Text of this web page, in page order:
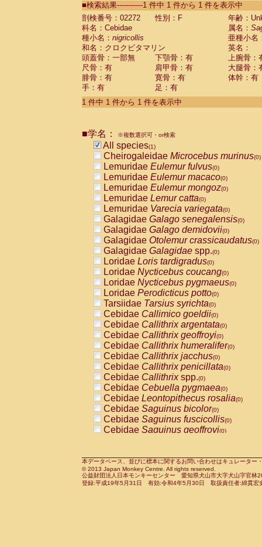
CebidaeSaguinus labiatus(0)
Cebidae Saguinus leucopus (0)
Cebidae
CebidaeSaguinus mystax
CebidaeSaguinus nigricollis (1)
Cebidae Saguinus oedipus
Cebidae Saguinus weddelli
Cebidae Saguinusspp.
Cebidae Aotus trivirgatus
Cebidae Cebus albifrons
CebidaeCebus nigrivittatus
CebidaeCebus
CebidaeSaimiri boliviensis(0)
CebidaeSaimiri sciureus(0)
AtelidaeAlouatta caraya(0)
AtelidaeAlouatta fusca(0)
AtelidaeAlouatta seniculus
AtelidaeAlouattaspp.(0)
AtelidaeAteles belzebuth(0)
AtelidaeAteles geoffroyi(0)
AtelidaeAteles paniscus(0)
AtelidaeAtelesspp.(0)
Atelidae Lagothrix lagothricha
AtelidaeLagothrix lagothricha cana
PitheciidaeCacajao calvus
PitheciidaeCallicebus cupreus
PitheciidaeCallicebus donacophilus
PitheciidaeCallicebus moloch
PitheciidaeCallicebus torquatus
PitheciidaeCallicebusspp.(0)
PitheciidaeChiropotes satanas(0)
PitheciidaePithecia monachus
PitheciidaePithecia pithecia(0)
CercopithecidaeCercocebus agilis
CercopithecidaeCercocebus
CercopithecidaeCercocebus
CercopithecidaeCercocebus
CercopithecidaeCercocebus
CercopithecidaeCercocebushybrid
CercopithecidaePapio anubis(0)
CercopithecidaePapio cynocephalus
CercopithecidaePapio hamadryas(0)
■検索結果-----------1 件中 1 件から 1 件を表示中
剖検番号：02272
性別：F
年齢：
科名：Cebidae
属名：
種小名： nigricollis
亜種小名
和名：クロクビタマリン
英名：
頭蓋骨：一部無
下顎骨：有
上腕骨：
尺骨：有
肩甲骨：有
大腿骨：
腓骨：有
寛骨：有
体幹：有
手：有
足：有
1 件中 1 件から 1 件を表示中
■学名： ※複数選択可・or検索
All species(1)
Cheirogaleidae Microcebus murinus(0)
Lemuridae Eulemur fulvus(0)
Lemuridae Eulemur macaco(0)
Lemuridae Eulemur mongoz(0)
Lemuridae Lemur catta(0)
Lemuridae Varecia variegata(0)
Galagidae Galago senegalensis(0)
Galagidae Galago demidovii(0)
Galagidae Otolemur crassicaudatus(0)
Galagidae Galagidae spp.(0)
Loridae Loris tardigradus(0)
Loridae Nycticebus coucang(0)
Loridae Nycticebus pygmaeus(0)
Loridae Perodicticus potto(0)
Tarsiidae Tarsius syrichta(0)
Cebidae Callimico goeldii(0)
Cebidae Callithrix argentata(0)
Cebidae Callithrix geoffroyi(0)
Cebidae Callithrix humeralifer(0)
Cebidae Callithrix jacchus(0)
Cebidae Callithrix penicillata(0)
Cebidae Callithrixspp.(0)
Cebidae Cebuella pygmaea(0)
Cebidae Leontopithecus rosalia(0)
Cebidae Saguinus bicolor(0)
Cebidae Saguinus fuscicollis(0)
Cebidae Saguinus geoffroyi(0)
CebidaeSaguinus leucopus(0)
CebidaeSaguinus midas(0)
Cebidae Saguinus mystax(0)
本データベース、並びに標本に関するお問い合わせはキュレータ
© 2013 Japan Monkey Centre. All rights reserved.
公益財団法人日本モンキーセンター 愛知県犬山市大字犬山字官
登録:平成19年5月31日 有効:令和4年5月30日 取扱責任者:綿貫宏